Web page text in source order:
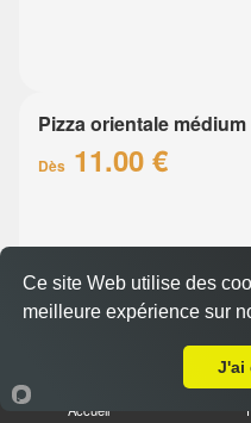
Pizza orientale médium
Dès 11.00 €
Accueil
Ce site Web utilise des
meilleure expérience sur
J'ai